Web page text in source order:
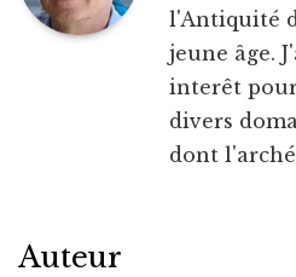
l'Antiquité
jeune âge.
interêt
divers
dont
Auteur